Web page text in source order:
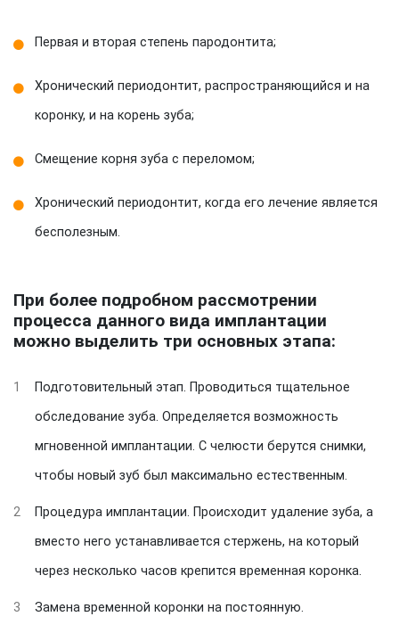
Первая и вторая степень пародонтита;
Хронический периодонтит, распространяющийся и на
коронку, и на корень зуба;
Смещение корня зуба с переломом;
Хронический периодонтит, когда его лечение является
бесполезным.
При более подробном рассмотрении
процесса данного вида имплантации
можно выделить три основных этапа:
1
Подготовительный этап. Проводиться тщательное
обследование зуба. Определяется возможность
мгновенной имплантации. С челюсти берутся снимки,
чтобы новый зуб был максимально естественным.
2
Процедура имплантации. Происходит удаление зуба, а
вместо него устанавливается стержень, на который
через несколько часов крепится временная коронка.
3 Замена временной коронки на постоянную.